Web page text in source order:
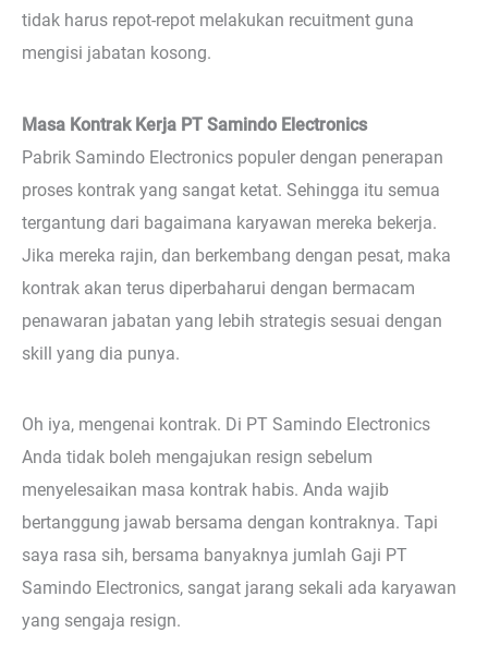
tidak harus repot-repot melakukan recuitment guna
mengisi jabatan kosong.
Masa Kontrak Kerja PT Samindo Electronics
Pabrik Samindo Electronics populer dengan penerapan
proses kontrak yang sangat ketat. Sehingga itu semua
tergantung dari bagaimana karyawan mereka bekerja.
Jika mereka rajin, dan berkembang dengan pesat, maka
kontrak akan terus diperbaharui dengan bermacam
penawaran jabatan yang lebih strategis sesuai dengan
skill yang dia punya.
Oh iya, mengenai kontrak. Di PT Samindo Electronics
Anda tidak boleh mengajukan resign sebelum
menyelesaikan masa kontrak habis. Anda wajib
bertanggung jawab bersama dengan kontraknya. Tapi
saya rasa sih, bersama banyaknya jumlah Gaji PT
Samindo Electronics, sangat jarang sekali ada karyawan
yang sengaja resign.